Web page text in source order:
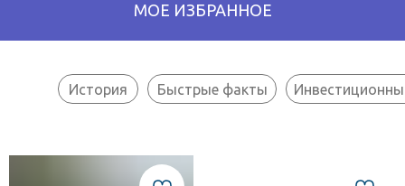
Быстрые факты
История